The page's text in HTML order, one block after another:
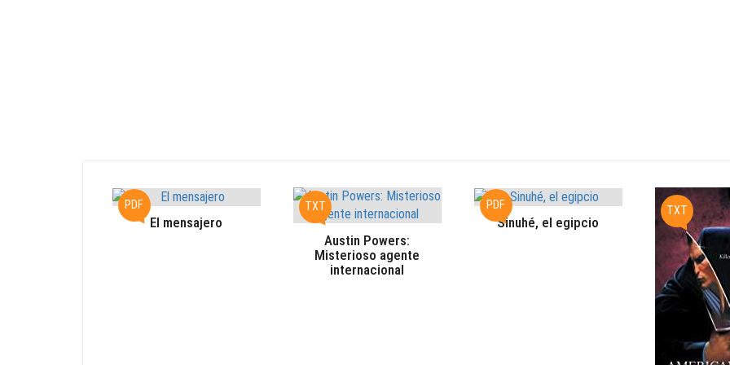
El mensajero
PDF
Austin Powers:
Misterioso agente
internacional
TXT
Sinuhé, el egipcio
PDF TXT